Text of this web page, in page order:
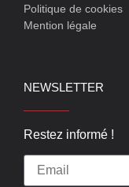
Politique de cookies
Mention légale
NEWSLETTER
Restez informé !